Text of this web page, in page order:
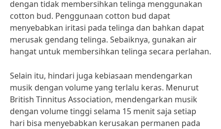
dengan tidak membersihkan telinga menggunakan
cotton bud. Penggunaan cotton bud dapat
menyebabkan iritasi pada telinga dan bahkan dapat
merusak gendang telinga. Sebaiknya, gunakan air
hangat untuk membersihkan telinga secara perlahan.
Selain itu, hindari juga kebiasaan mendengarkan
musik dengan volume yang terlalu keras. Menurut
British Tinnitus Association, mendengarkan musik
dengan volume tinggi selama 15 menit saja setiap
hari bisa menyebabkan kerusakan permanen pada